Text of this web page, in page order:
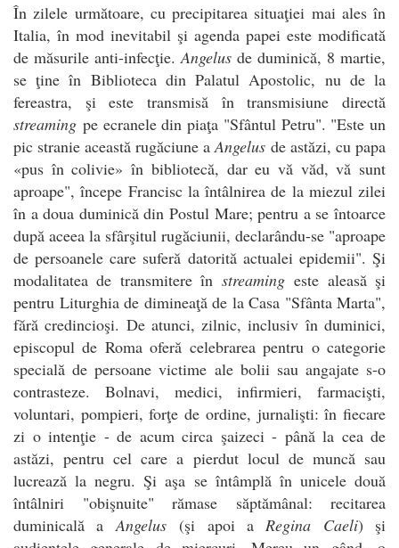
În zilele următoare, cu precipitarea situaţiei mai ales în
Italia, în mod inevitabil şi agenda papei este modificată
de măsurile anti-infecţie. Angelusde duminică, 8 martie,
se ţine în Biblioteca din Palatul Apostolic, nu de la
fereastra, şi este transmisă în transmisiune directă
streaming pe ecranele din piaţa "Sfântul Petru". "Este un
pic stranie această rugăciune a Angelus de astăzi, cu papa
«pus în colivie» în bibliotecă, dar eu vă văd, vă sunt
aproape", începe Francisc la întâlnirea de la miezul zilei
în a doua duminică din Postul Mare; pentru a se întoarce
după aceea la sfârşitul rugăciunii, declarându-se "aproape
de persoanele care suferă datorită actualei epidemii". Şi
modalitatea de transmitere în streamingeste aleasă şi
pentru Liturghia de dimineaţă de la Casa "Sfânta Marta",
fără credincioşi. De atunci, zilnic, inclusiv în duminici,
episcopul de Roma oferă celebrarea pentru o categorie
specială de persoane victime ale bolii sau angajate s-o
contrasteze. Bolnavi, medici, infirmieri, farmacişti,
voluntari, pompieri, forţe de ordine, jurnalişti: în fiecare
zi o intenţie - de acum circa şaizeci - până la cea de
astăzi, pentru cel care a pierdut locul de muncă sau
lucrează la negru. Şi aşa se întâmplă în unicele două
întâlniri "obişnuite" rămase săptămânal: recitarea
duminicală a Angelus(şi apoi a Regina Caeli) şi